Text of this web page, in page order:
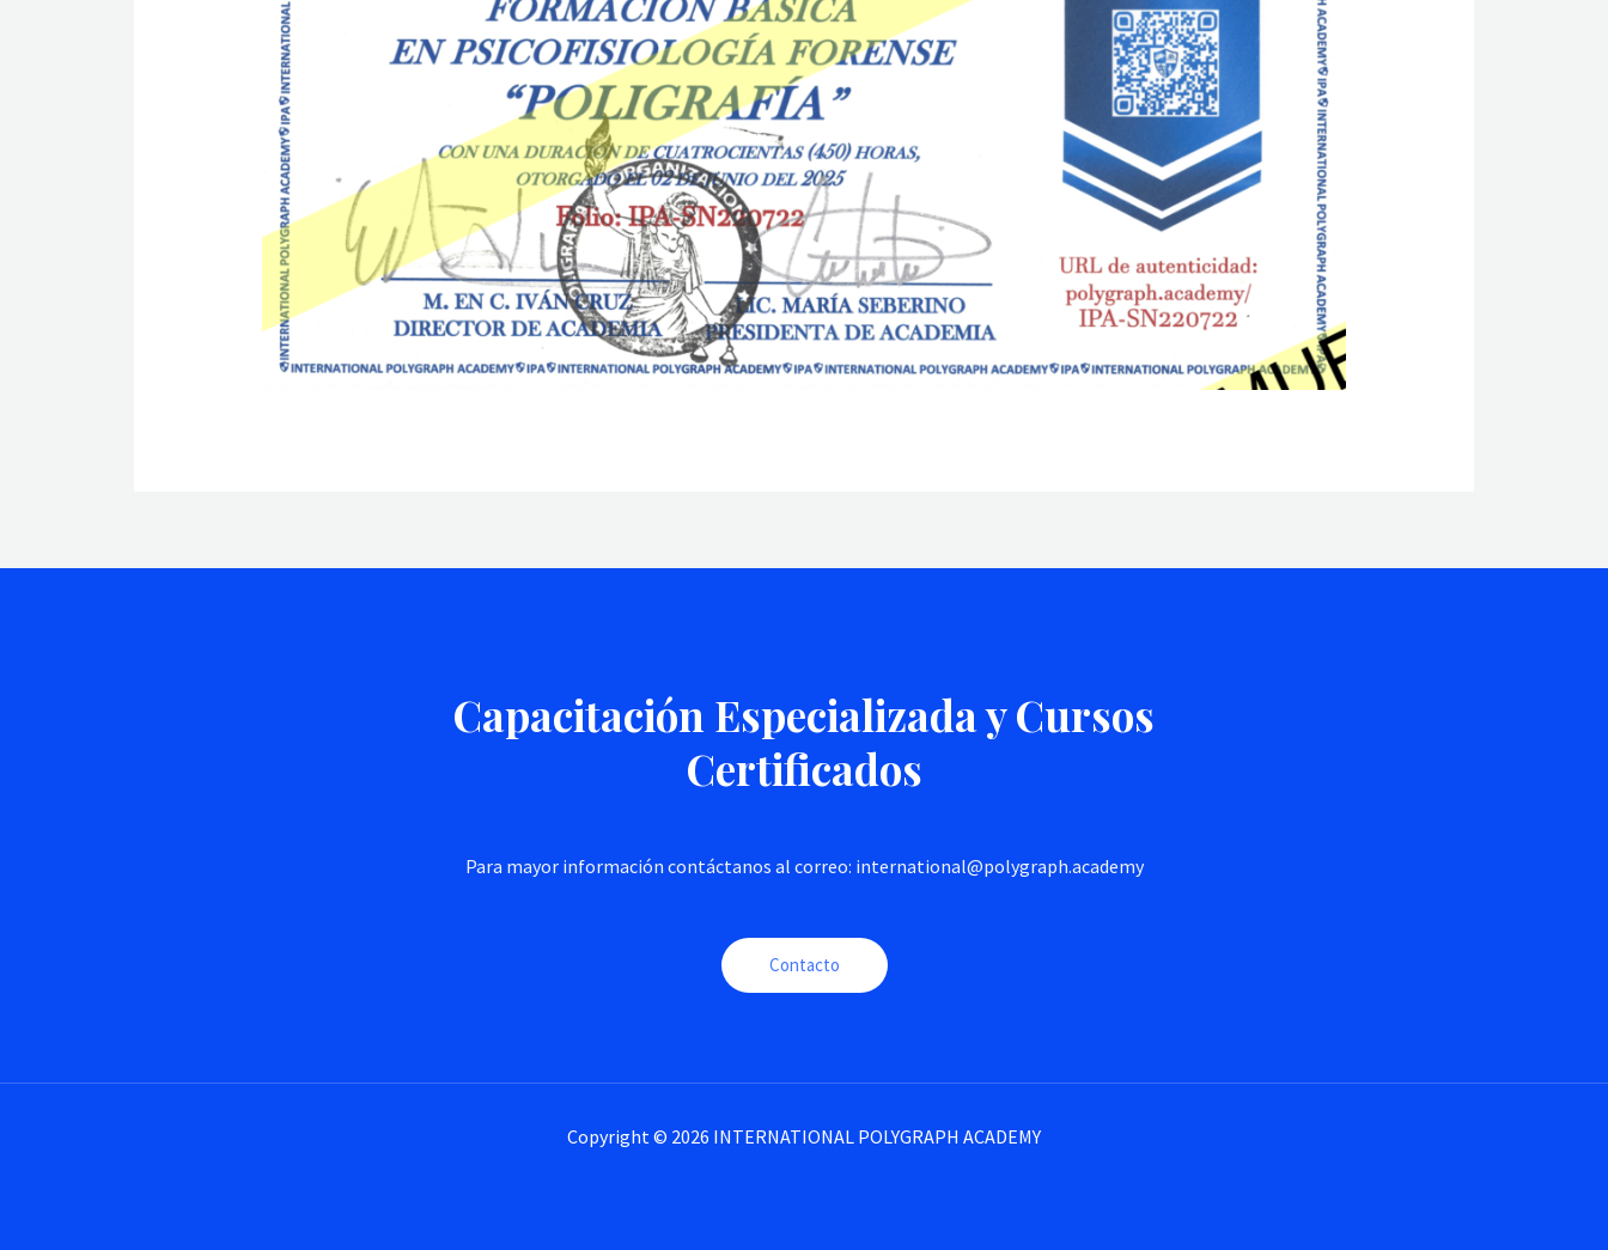
Capacitación Especializada y Cursos
Certificados
Para mayor información contáctanos al correo: international@polygraph.academy
Contacto
Copyright © 2026 INTERNATIONAL POLYGRAPH ACADEMY